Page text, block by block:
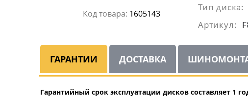
Код товара: 1605143
Тип диска:
Артикул:
ГАРАНТИИ ДОСТАВКА
Гарантийный срок эксплуатации дисков составляет 1